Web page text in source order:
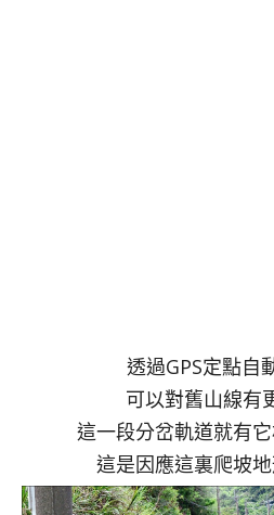
透過GPS定點自
可以對舊山線有
這一段分岔軌道就有
這是因應這裏爬坡